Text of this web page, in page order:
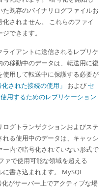
既存のバイナリログファイルお
されません。 これらのファイ
できます。
イアントに送信されるレプリケ
移動中のデータは、転送用に復
用して転送中に保護する必要が
された接続の使用」 および セ
用するためのレプリケーション
ログトランザクションおよびステ
る使用中のデータは、キャッシ
内で暗号化されていない形式で
ァで使用可能な領域を超える
書き込まれます。 MySQL
がサーバー上でアクティブな場